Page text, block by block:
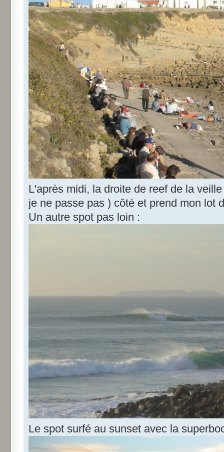
L'après midi, la droite de reef de la
je ne passe pas ) côté et prend mon lot
Un autre spot pas loin :
Le spot surfé au sunset avec la